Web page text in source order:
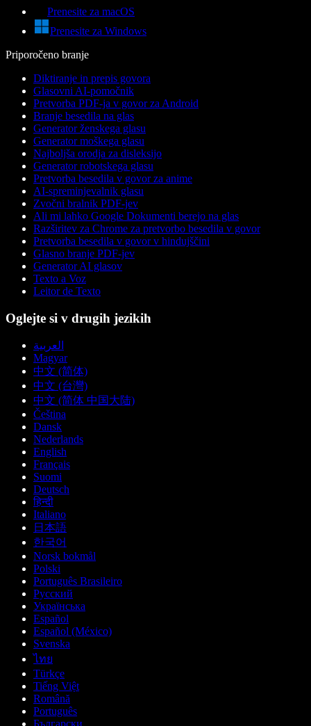
Prenesite za macOS
Prenesite za Windows
Priporočeno branje
Diktiranje in prepis govora
Glasovni AI-pomočnik
Pretvorba PDF-ja v govor za Android
Branje besedila na glas
Generator ženskega glasu
Generator moškega glasu
Najboljša orodja za disleksijo
Generator robotskega glasu
Pretvorba besedila v govor za anime
AI-spreminjevalnik glasu
Zvočni bralnik PDF-jev
Ali mi lahko Google Dokumenti berejo na glas
Razširitev za Chrome za pretvorbo besedila v govor
Pretvorba besedila v govor v hindujščini
Glasno branje PDF-jev
Generator AI glasov
Texto a Voz
Leitor de Texto
Oglejte si v drugih jezikih
العربية
Magyar
中文 (简体)
中文 (台灣)
中文 (简体 中国大陆)
Čeština
Dansk
Nederlands
English
Français
Suomi
Deutsch
हिन्दी
Italiano
日本語
한국어
Norsk bokmål
Polski
Português Brasileiro
Русский
Українська
Español
Español (México)
Svenska
ไทย
Türkçe
Tiếng Việt
Română
Português